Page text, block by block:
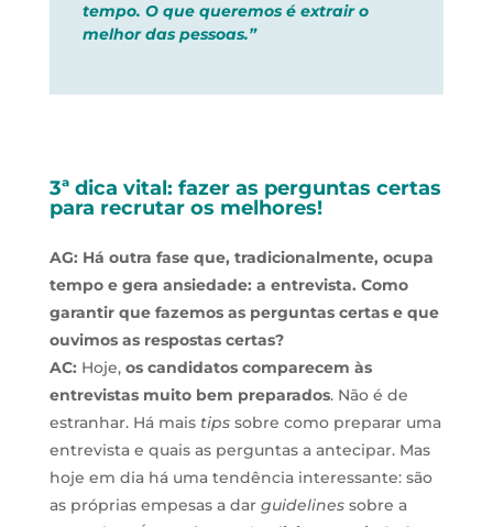
tempo. O que queremos é extrair o
melhor das pessoas.”
3ª dica vital: fazer as perguntas certas
para recrutar os melhores!
AG: Há outra fase que, tradicionalmente, ocupa
tempo e gera ansiedade: a entrevista. Como
garantir que fazemos as perguntas certas e que
ouvimos as respostas certas?
AC: Hoje, os candidatos comparecem às
entrevistas muito bem preparados. Não é de
estranhar. Há mais tipssobre como preparar uma
entrevista e quais as perguntas a antecipar. Mas
hoje em dia há uma tendência interessante: são
as próprias empesas a dar guidelinessobre a